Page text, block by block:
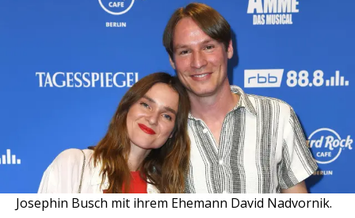
Josephin Busch mit ihrem Ehemann David Nadvornik.